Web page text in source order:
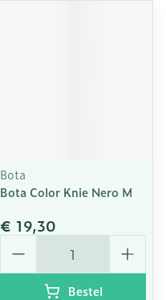
Bota
Bota Color Knie Nero M
€ 19,30
Aantal
Bestel